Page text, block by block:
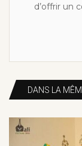
d’offrir un
DANS LA